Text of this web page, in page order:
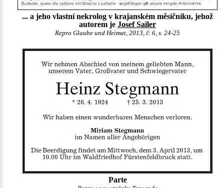
... a jeho vlastní nekrolog v krajanském měsíčníku, jehož
autorem je Josef Sailer
Repro Glaube und Heimat, 2013, č. 6, s. 24-25
Parte